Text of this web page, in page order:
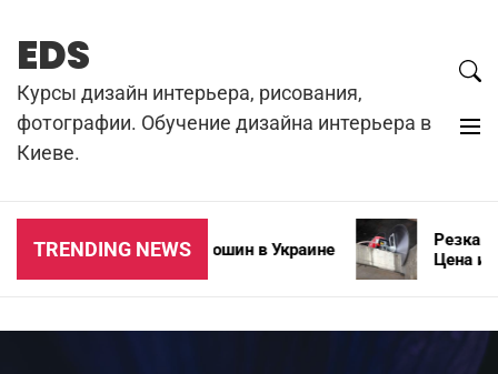
content
EDS
Курсы дизайн интерьера, рисования,
фотографии. Обучение дизайна интерьера в
Киеве.
TRENDING NEWS
Типы зимних автошин в Украине
Резка
Цена и